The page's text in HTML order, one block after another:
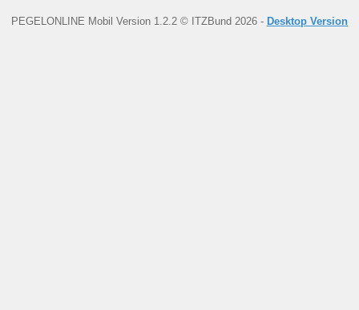
PEGELONLINE Mobil Version 1.2.2 © ITZBund 2026 - Desktop Version